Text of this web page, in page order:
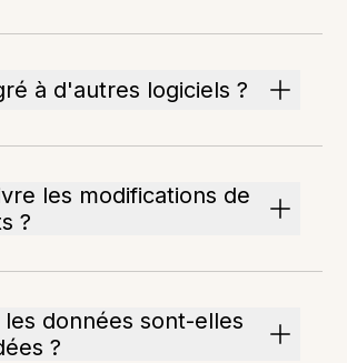
à d'autres logiciels ?
les modifications de
?
données sont-elles
?